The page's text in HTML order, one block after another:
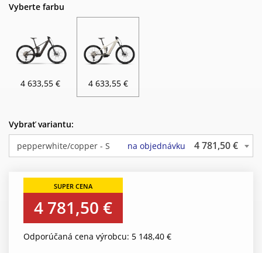
Vyberte farbu
4 633,55 € 4 633,55 €
Vybrať variantu:
pepperwhite/copper - S
na objednávku 4 781,50 €
4 781,50 €
Odporúčaná cena výrobcu: 5 148,40 €